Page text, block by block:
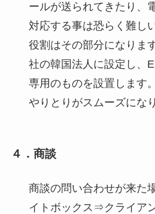
ールが送られてきたり、
対応する事は恐らく難し
役割はその部分になりま
社の韓国法人に設定し、
専用のものを設置します
やりとりがスムーズにな
４．商談
商談の問い合わせが来た
イトボックス⇒クライア